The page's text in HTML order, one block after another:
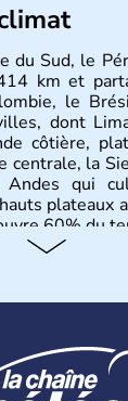
du Sud, le
km et
le
dont
côtière,
centrale, la
qui
plateaux
60% du